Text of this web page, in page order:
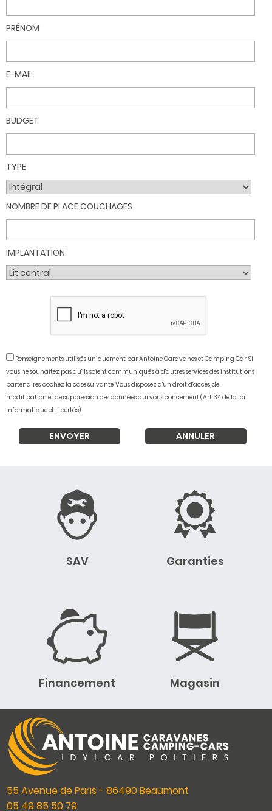
PRÉNOM
E-MAIL
BUDGET
TYPE
NOMBRE DE PLACE COUCHAGES
IMPLANTATION
Renseignements utilisés uniquement par Antoine Caravanes et Camping Car. Si
vous ne souhaitez pas qu'ils soient communiqués à d'autres services des institutions
partenaires, cochez la case suivante. Vous disposez d'un droit d'accès, de
modification et de suppression des données qui vous concernent (Art 34 de la loi
Informatique et Libertés).
SAV Garanties
Financement Magasin
55 Avenue de Paris - 86490 Beaumont
05 49 85 50 79